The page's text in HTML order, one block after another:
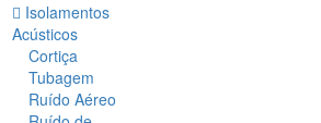
Isolamentos
Acústicos
Cortiça
Tubagem
Ruído Aéreo